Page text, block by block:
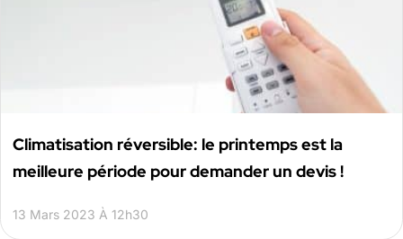
Climatisation réversible: le printemps est la
meilleure période pour demander un devis !
13 Mars 2023 À 12h30